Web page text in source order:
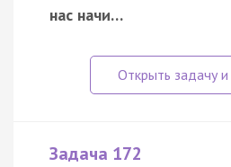
нас начи…
Задача 172